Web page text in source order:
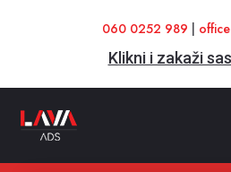
060 0252 989
Klikni i zakaži